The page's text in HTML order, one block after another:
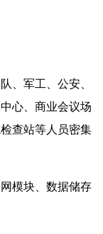
、军工、公安、
心、商业会议场
查站等人员密集
模块、数据储存